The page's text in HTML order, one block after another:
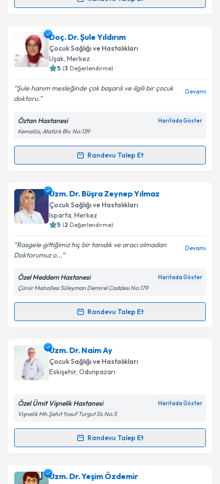
Randevu Takvimi Talebi
Uzm. Dr. Yaşar Durmaziçin randevu takvimi talebi
oluşturun. Size bu uzmandan randevu almanız için bir
takvim hazırlandığında e-posta ile bilgilendireceğiz.
Kişisel verilerimin işlenmesine ilişkin
Aydınlatma
Metni'ni okudum ve kişisel verilerimin belirtilen
kapsamda işlenmesini kabul ediyorum.
Doç. Dr. Şule Yıldırım
Çocuk Sağlığı ve Hastalıkları
Uşak, Merkez
5 (3 Değerlendirme)
Şule hanım mesleğinde çok başarılı ve ilgili bir çocuk
doktoru.
Devamı
Öztan Hastanesi Haritada Göster
Kemalöz, Atatürk Blv. No:139
Randevu Talep Et
Randevu Takvimi Talebi
Doç. Dr. Şule Yıldırımiçin randevu takvimi talebi
oluşturun. Size bu uzmandan randevu almanız için bir
takvim hazırlandığında e-posta ile bilgilendireceğiz.
Kişisel verilerimin işlenmesine ilişkin
Aydınlatma
Metni'ni okudum ve kişisel verilerimin belirtilen
kapsamda işlenmesini kabul ediyorum.
Uzm. Dr. Büşra Zeynep Yılmaz
Çocuk Sağlığı ve Hastalıkları
Isparta, Merkez
5 (2 Değerlendirme)
Rasgele gittiğimiz hiç bir tanıdık ve aracı olmadan
Doktorumuz o...
Devamı
Özel Meddem Hastanesi Haritada Göster
Çünür Mahallesi Süleyman Demirel Caddesi No:179
Randevu Talep Et
Randevu Takvimi Talebi
Uzm. Dr. Büşra Zeynep Yılmaz
talebi oluşturun. Size bu uzmandan randevu almanız
için bir takvim hazırlandığında e-posta ile
bilgilendireceğiz.
E-posta Adresiniz
Kişisel verilerimin işlenmesine ilişkinAydınlatma
kapsamda işlenmesini kabul ediyorum.
Uzm. Dr. Naim Ay
Çocuk Sağlığı ve Hastalıkları
Eskişehir, Odunpazarı
Özel Ümit Vişnelik Hastanesi Haritada Göster
Vişnelik Mh.Şehit Yusuf Turgut Sk.No:3
Randevu Talep Et
Randevu Takvimi Talebi
Uzm. Dr. Naim Ayiçin randevu takvimi talebi
Uzm. Dr. Yeşim Özdemir